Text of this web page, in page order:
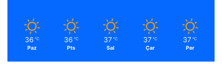
36 ℃
Paz
36 ℃
Pts
37 ℃
Sal
37 ℃
Çar
37 ℃
Per